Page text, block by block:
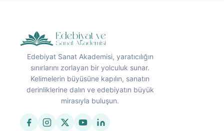
Edebiyat Sanat Akademisi, yaratıcılığın
sınırlarını zorlayan bir yolculuk sunar.
Kelimelerin büyüsüne kapılın, sanatın
derinliklerine dalın ve edebiyatın büyük
mirasıyla buluşun.